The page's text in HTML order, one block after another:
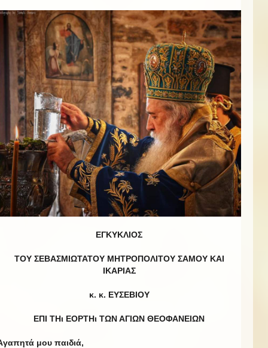
ΕΓΚΥΚΛΙΟΣ
ΤΟΥ ΣΕΒΑΣΜΙΩΤΑΤΟΥ ΜΗΤΡΟΠΟΛΙΤΟΥ ΣΑΜΟΥ ΚΑΙ
ΙΚΑΡΙΑΣ
κ. κ. ΕΥΣΕΒΙΟΥ
ΕΠΙ ΤΗι ΕΟΡΤΗι ΤΩΝ ΑΓΙΩΝ ΘΕΟΦΑΝΕΙΩΝ
μου παιδιά,